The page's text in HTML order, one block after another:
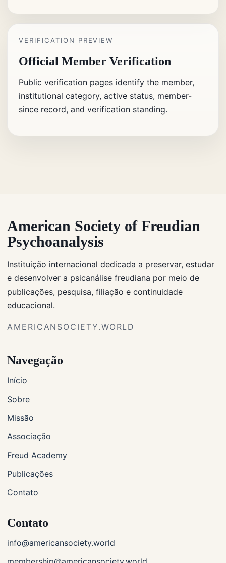
VERIFICATION PREVIEW
Official Member Verification
Public verification pages identify the member,
institutional category, active status, member-
since record, and verification standing.
American Society of Freudian
Psychoanalysis
Instituição internacional dedicada a preservar, estudar
e desenvolver a psicanálise freudiana por meio de
publicações, pesquisa, filiação e continuidade
educacional.
AMERICANSOCIETY.WORLD
Navegação
Início
Sobre
Missão
Associação
Freud Academy
Publicações
Contato
Contato
info@americansociety.world